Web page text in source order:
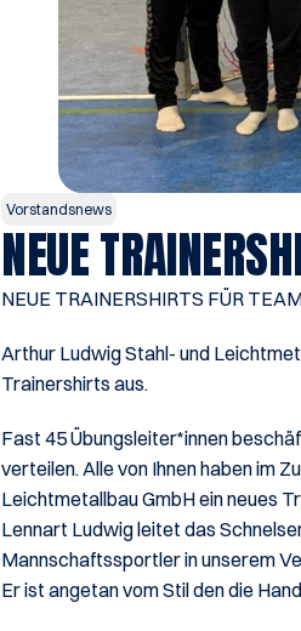
Vorstandsnews
NEUE
NEUE TRAINERSHIRTS FÜR
Arthur Ludwig Stahl- und
Trainershirts aus.
Fast 45 Übungsleiter*innen
verteilen. Alle von Ihnen haben im
Leichtmetallbau GmbH ein neues
Lennart Ludwig leitet das
Mannschaftssportler in unserem
Er ist angetan vom Stil den die